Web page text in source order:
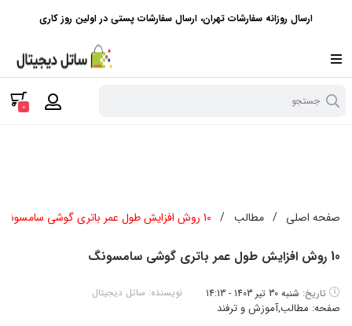
ارسال روزانه سفارشات تهران، ارسال سفارشات پستی در اولین روز کاری
جستجو 0
صفحه اصلی / مطالب / 10 روش افزایش طول عمر باتری گوشی سامسونگ
10 روش افزایش طول عمر باتری گوشی سامسونگ
تاریخ: شنبه 30 تیر 1403 - 14:13 نویسنده: ساتل دیجیتال
صفحه: مطالب,آموزش و ترفند